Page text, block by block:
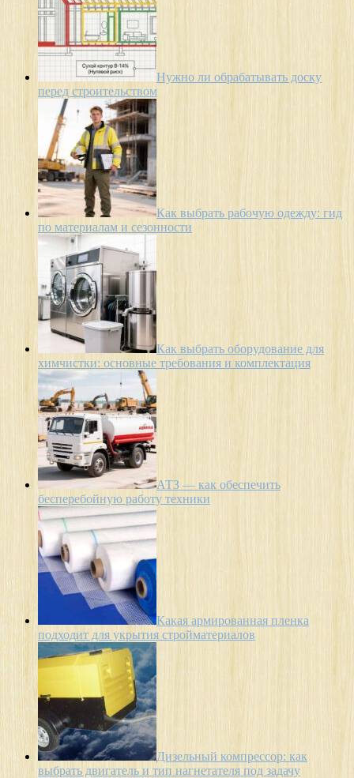
Нужно ли обрабатывать доску
перед строительством
Как выбрать рабочую одежду: гид
по материалам и сезонности
Как выбрать оборудование для
химчистки: основные требования и комплектация
АТЗ — как обеспечить
бесперебойную работу техники
Какая армированная пленка
подходит для укрытия стройматериалов
Дизельный компрессор: как
выбрать двигатель и тип нагнетателя под задачу